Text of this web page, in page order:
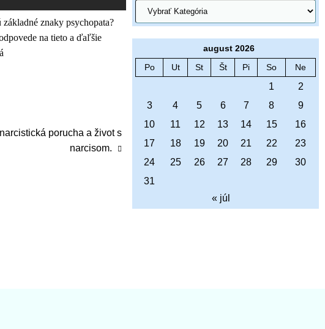
znaky psychopata?
na tieto a ďaľšie
porucha a život s
narcisom.
august 2026
Po
Ut St Št Pi So Ne
1
2
3
4 5 6 7 8
9
10
11 12 13 14 15
16
17
18 19 20 21 22
23
24
25 26 27 28 29
30
31
« júl